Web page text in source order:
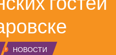
НОВОСТИ